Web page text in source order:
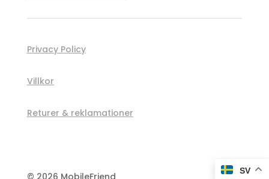
Privacy Policy
Villkor
Returer & reklamationer
SV